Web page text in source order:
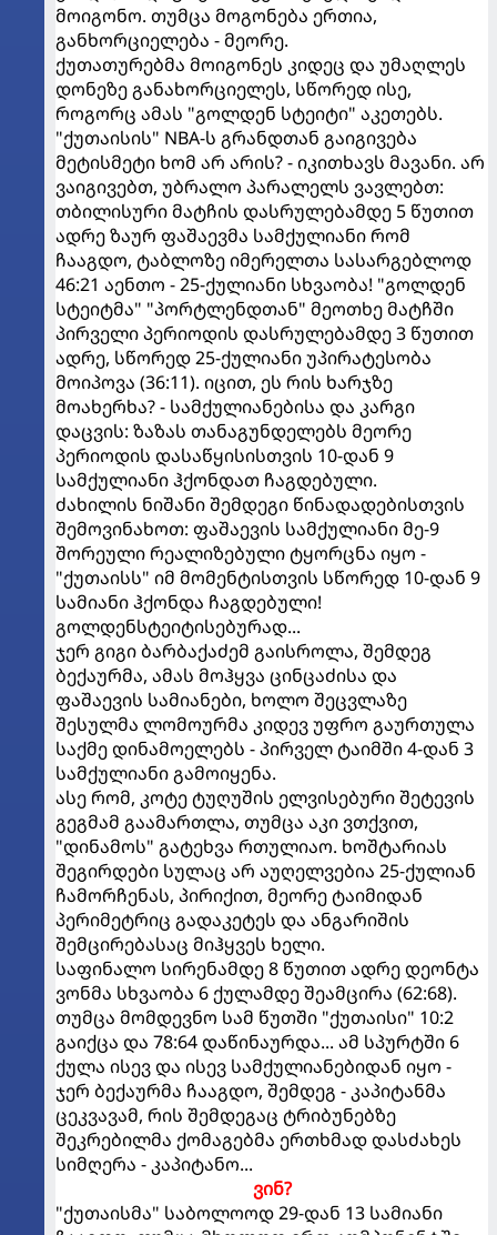
მოიგონო. თუმცა მოგონება ერთია,
განხორციელება - მეორე.
ქუთათურებმა მოიგონეს კიდეც და უმაღლეს
დონეზე განახორციელეს, სწორედ ისე,
როგორც ამას "გოლდენ სტეიტი" აკეთებს.
"ქუთაისის" NBA-ს გრანდთან გაიგივება
მეტისმეტი ხომ არ არის? - იკითხავს მავანი. არ
ვაიგივებთ, უბრალო პარალელს ვავლებთ:
თბილისური მატჩის დასრულებამდე 5 წუთით
ადრე ზაურ ფაშაევმა სამქულიანი რომ
ჩააგდო, ტაბლოზე იმერელთა სასარგებლოდ
46:21 აენთო - 25-ქულიანი სხვაობა! "გოლდენ
სტეიტმა" "პორტლენდთან" მეოთხე მატჩში
პირველი პერიოდის დასრულებამდე 3 წუთით
ადრე, სწორედ 25-ქულიანი უპირატესობა
მოიპოვა (36:11). იცით, ეს რის ხარჯზე
მოახერხა? - სამქულიანებისა და კარგი
დაცვის: ზაზას თანაგუნდელებს მეორე
პერიოდის დასაწყისისთვის 10-დან 9
სამქულიანი ჰქონდათ ჩაგდებული.
ძახილის ნიშანი შემდეგი წინადადებისთვის
შემოვინახოთ: ფაშაევის სამქულიანი მე-9
შორეული რეალიზებული ტყორცნა იყო -
"ქუთაისს" იმ მომენტისთვის სწორედ 10-დან 9
სამიანი ჰქონდა ჩაგდებული!
გოლდენსტეიტისებურად...
ჯერ გიგი ბარბაქაძემ გაისროლა, შემდეგ
ბექაურმა, ამას მოჰყვა ცინცაძისა და
ფაშაევის სამიანები, ხოლო შეცვლაზე
შესულმა ლომოურმა კიდევ უფრო გაურთულა
საქმე დინამოელებს - პირველ ტაიმში 4-დან 3
სამქულიანი გამოიყენა.
ასე რომ, კოტე ტუღუშის ელვისებური შეტევის
გეგმამ გაამართლა, თუმცა აკი ვთქვით,
"დინამოს" გატეხვა რთულიაო. ხოშტარიას
შეგირდები სულაც არ აუღელვებია 25-ქულიან
ჩამორჩენას, პირიქით, მეორე ტაიმიდან
პერიმეტრიც გადაკეტეს და ანგარიშის
შემცირებასაც მიჰყვეს ხელი.
საფინალო სირენამდე 8 წუთით ადრე დეონტა
ვონმა სხვაობა 6 ქულამდე შეამცირა (62:68).
თუმცა მომდევნო სამ წუთში "ქუთაისი" 10:2
გაიქცა და 78:64 დაწინაურდა... ამ სპურტში 6
ქულა ისევ და ისევ სამქულიანებიდან იყო -
ჯერ ბექაურმა ჩააგდო, შემდეგ - კაპიტანმა
ცეკვავამ, რის შემდეგაც ტრიბუნებზე
შეკრებილმა ქომაგებმა ერთხმად დასძახეს
სიმღერა - კაპიტანო...
ვინ?
"ქუთაისმა" საბოლოოდ 29-დან 13 სამიანი